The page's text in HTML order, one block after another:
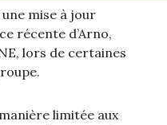
une mise à jour
récente d’Arno,
lors de certaines
limitée aux